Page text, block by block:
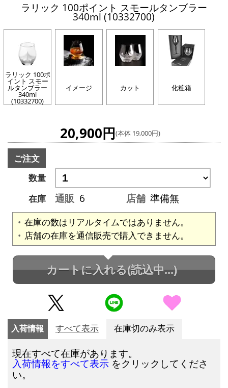
ラリック 100ポイント スモールタンブラー
340ml (10332700)
ラリック 100ポ
イント スモー
ルタンブラー
340ml
(10332700)
イメージ カット 化粧箱
20,900円(本体 19,000円)
ご注文
数量
在庫
通販 6 店舗 準備無
在庫の数はリアルタイムではありません。
店舗の在庫を通信販売で購入できません。
カートに入れる(読込中...)
入荷情報 すべて表示 在庫切のみ表示
現在すべて在庫があります。
入荷情報をすべて表示 をクリックしてくださ
い。